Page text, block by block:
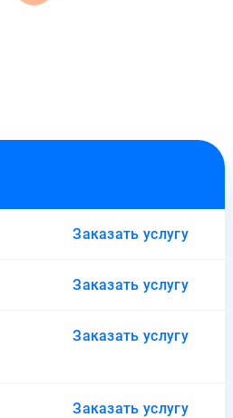
Заказать услугу
Заказать услугу
Заказать услугу
Заказать услугу